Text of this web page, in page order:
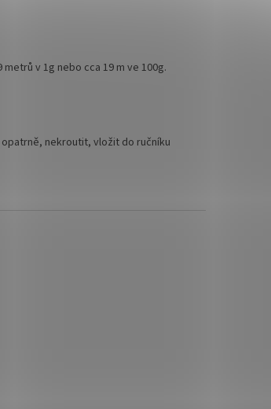
v 1g nebo cca 19 m ve 100g.
nekroutit, vložit do ručníku